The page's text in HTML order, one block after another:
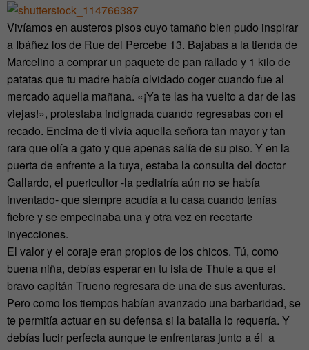
Vivíamos en austeros pisos cuyo tamaño bien pudo inspirar
a Ibáñez los de Rue del Percebe 13. Bajabas a la tienda de
Marcelino a comprar un paquete de pan rallado y 1 kilo de
patatas que tu madre había olvidado coger cuando fue al
mercado aquella mañana. «¡Ya te las ha vuelto a dar de las
viejas!», protestaba indignada cuando regresabas con el
recado. Encima de ti vivía aquella señora tan mayor y tan
rara que olía a gato y que apenas salía de su piso. Y en la
puerta de enfrente a la tuya, estaba la consulta del doctor
Gallardo, el puericultor -la pediatría aún no se había
inventado- que siempre acudía a tu casa cuando tenías
fiebre y se empecinaba una y otra vez en recetarte
inyecciones.
El valor y el coraje eran propios de los chicos. Tú, como
buena niña, debías esperar en tu isla de Thule a que el
bravo capitán Trueno regresara de una de sus aventuras.
Pero como los tiempos habían avanzado una barbaridad, se
te permitía actuar en su defensa si la batalla lo requería. Y
debías lucir perfecta aunque te enfrentaras junto a él a